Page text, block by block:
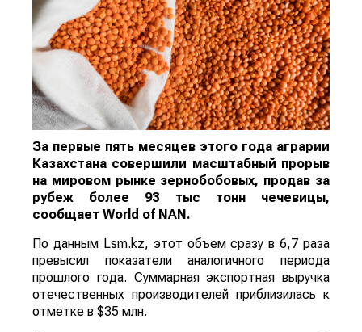
За первые пять месяцев этого года аграрии
Казахстана совершили масштабный прорыв
на мировом рынке зернобобовых, продав за
рубеж более 93 тыс тонн чечевицы,
сообщает World of NAN .
По данным Lsm.kz, этот объем сразу в 6,7 раза
превысил показатели аналогичного периода
прошлого года. Суммарная экспортная выручка
отечественных производителей приблизилась к
отметке в $35 млн.